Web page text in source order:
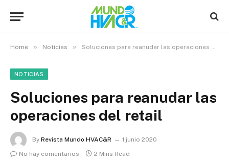
Home » Noticias » Soluciones para reanudar las operaciones del retail
NOTICIAS
Soluciones para reanudar las
operaciones del retail
By Revista Mundo HVAC&R
1 junio 2020
No hay comentarios
2 Mins Read